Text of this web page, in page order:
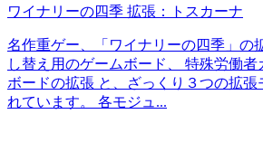
ワイナリーの四季 拡張：トスカーナ
名作重ゲー、「ワイナリーの四季」の
し替え用のゲームボード、 特殊労働者
ボードの拡張 と、ざっくり３つの拡張
れています。 各モジュ...